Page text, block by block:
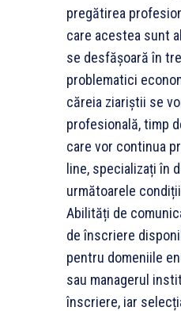
pregătirea
care acestea sunt
se desfășoară în
problematici
căreia ziariștii se
profesională, timp
care vor continua
line, specializați în
următoarele
Abilități de
de înscriere
pentru domeniile
sau managerul
înscriere, iar